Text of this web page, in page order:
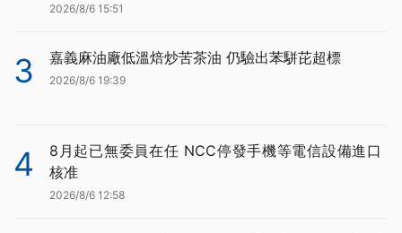
2026/8/6 15:51
3 嘉義麻油廠低溫焙炒苦茶油 仍驗出苯駢芘超標
2026/8/6 19:39
4
8月起已無委員在任 NCC停發手機等電信設備進口
核准
2026/8/6 12:58